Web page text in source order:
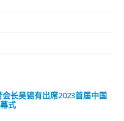
长吴锡有出席2023首届中国
式